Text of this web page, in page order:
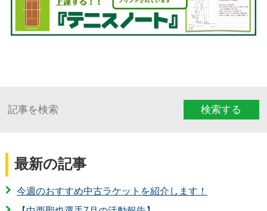
検索する
最新の記事
今週のおすすめ中古ラケットを紹介します！